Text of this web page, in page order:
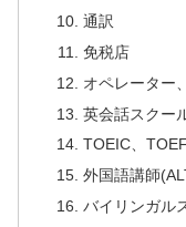
通訳
免税店
オペレーター
英会話スクー
TOEIC、
外国語講師
バイリンガル